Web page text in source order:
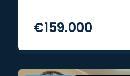
€159.000